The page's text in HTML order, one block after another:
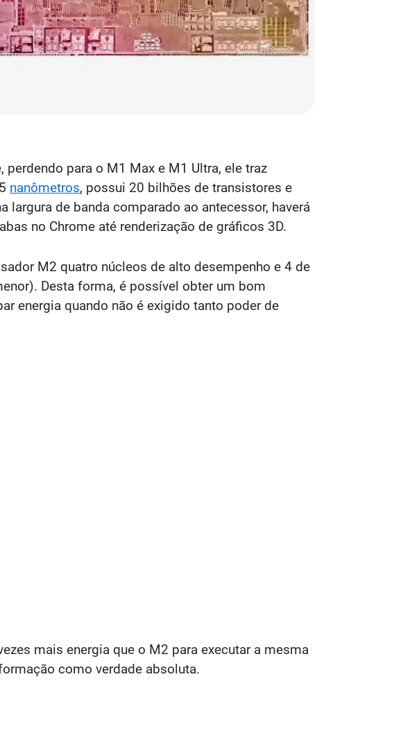
para o M1 Max e M1 Ultra, ele traz
nanômetros, possui 20 bilhões de transistores e
largura de banda comparado ao antecessor, haverá
no Chrome até renderização de gráficos 3D.
M2 quatro núcleos de alto desempenho e 4 de
Desta forma, é possível obter um bom
energia quando não é exigido tanto poder de
mais energia que o M2 para executar a mesma
como verdade absoluta.